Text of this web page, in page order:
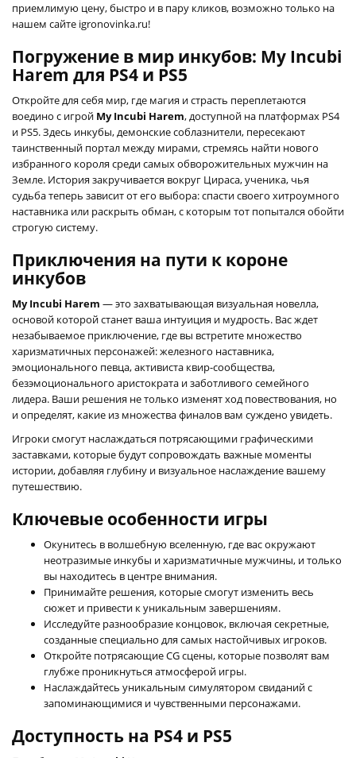
приемлимую цену, быстро и в пару кликов, возможно только на
нашем сайте igronovinka.ru!
Погружение в мир инкубов: My Incubi
Harem для PS4 и PS5
Откройте для себя мир, где магия и страсть переплетаются
воедино с игрой My Incubi Harem, доступной на платформах PS4
и PS5. Здесь инкубы, демонские соблазнители, пересекают
таинственный портал между мирами, стремясь найти нового
избранного короля среди самых обворожительных мужчин на
Земле. История закручивается вокруг Цираса, ученика, чья
судьба теперь зависит от его выбора: спасти своего хитроумного
наставника или раскрыть обман, с которым тот попытался обойти
строгую систему.
Приключения на пути к короне
инкубов
My Incubi Harem — это захватывающая визуальная новелла,
основой которой станет ваша интуиция и мудрость. Вас ждет
незабываемое приключение, где вы встретите множество
харизматичных персонажей: железного наставника,
эмоционального певца, активиста квир-сообщества,
безэмоционального аристократа и заботливого семейного
лидера. Ваши решения не только изменят ход повествования, но
и определят, какие из множества финалов вам суждено увидеть.
Игроки смогут наслаждаться потрясающими графическими
заставками, которые будут сопровождать важные моменты
истории, добавляя глубину и визуальное наслаждение вашему
путешествию.
Ключевые особенности игры
Окунитесь в волшебную вселенную, где вас окружают
неотразимые инкубы и харизматичные мужчины, и только
вы находитесь в центре внимания.
Принимайте решения, которые смогут изменить весь
сюжет и привести к уникальным завершениям.
Исследуйте разнообразие концовок, включая секретные,
созданные специально для самых настойчивых игроков.
Откройте потрясающие CG сцены, которые позволят вам
глубже проникнуться атмосферой игры.
Наслаждайтесь уникальным симулятором свиданий с
запоминающимися и чувственными персонажами.
Доступность на PS4 и PS5